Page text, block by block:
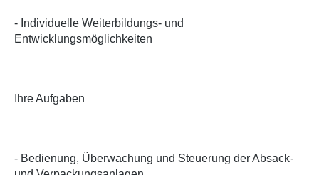
- Individuelle Weiterbildungs- und
Entwicklungsmöglichkeiten
Ihre Aufgaben
- Bedienung, Überwachung und Steuerung der Absack-